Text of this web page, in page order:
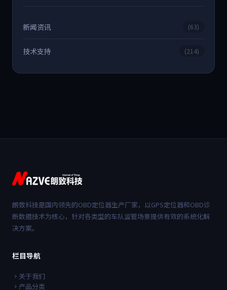
新闻资讯 (63)
技术支持 (214)
朗致科技是国内领先的OBD定位器生产厂家，以GPS定位器和OBD诊
断数据技术为核心，针对各类型的车队监管场景提供有效的系统化解
决方案。
栏目导航
关于我们
产品分类